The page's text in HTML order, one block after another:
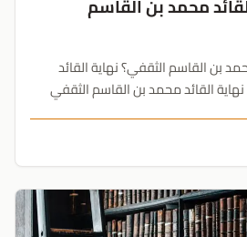
محمد بن القاسم
بن القاسم الثقفي؟ نهاية القائد
القائد محمد بن القاسم الثقفي
بدلاً منه، وكان سليمان يكره الحجاج...